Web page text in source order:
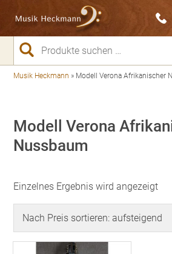
Suchen
nach:
Musik Heckmann » Modell Verona Afrikanischer
Modell Verona
Nussbaum
Einzelnes Ergebnis wird angezeigt